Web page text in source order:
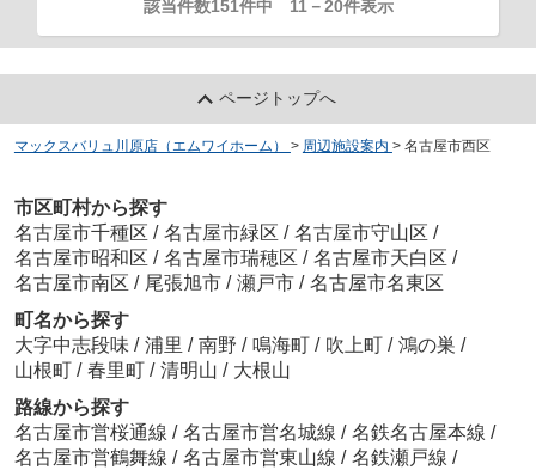
該当件数151件中 11 －20件表示
ページトップへ
マックスバリュ川原店（エムワイホーム） > 周辺施設案内 > 名古屋市西区
市区町村から探す
名古屋市千種区 / 名古屋市緑区 / 名古屋市守山区 /
名古屋市昭和区 / 名古屋市瑞穂区 / 名古屋市天白区 /
名古屋市南区 / 尾張旭市 / 瀬戸市 / 名古屋市名東区
町名から探す
大字中志段味 / 浦里 / 南野 / 鳴海町 / 吹上町 / 鴻の巣 /
山根町 / 春里町 / 清明山 / 大根山
路線から探す
名古屋市営桜通線 / 名古屋市営名城線 / 名鉄名古屋本線 /
名古屋市営鶴舞線 / 名古屋市営東山線 / 名鉄瀬戸線 /